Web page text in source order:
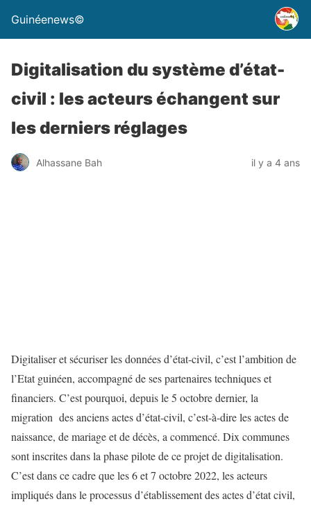
Guinéenews©
Digitalisation du système d’état-
civil : les acteurs échangent sur
les derniers réglages
Alhassane Bah il y a 4 ans
Digitaliser et sécuriser les données d’état-civil, c’est l’ambition de
l’Etat guinéen, accompagné de ses partenaires techniques et
financiers. C’est pourquoi, depuis le 5 octobre dernier, la
migration des anciens actes d’état-civil, c’est-à-dire les actes de
naissance, de mariage et de décès, a commencé. Dix communes
sont inscrites dans la phase pilote de ce projet de digitalisation.
C’est dans ce cadre que les 6 et 7 octobre 2022, les acteurs
impliqués dans le processus d’établissement des actes d’état civil,